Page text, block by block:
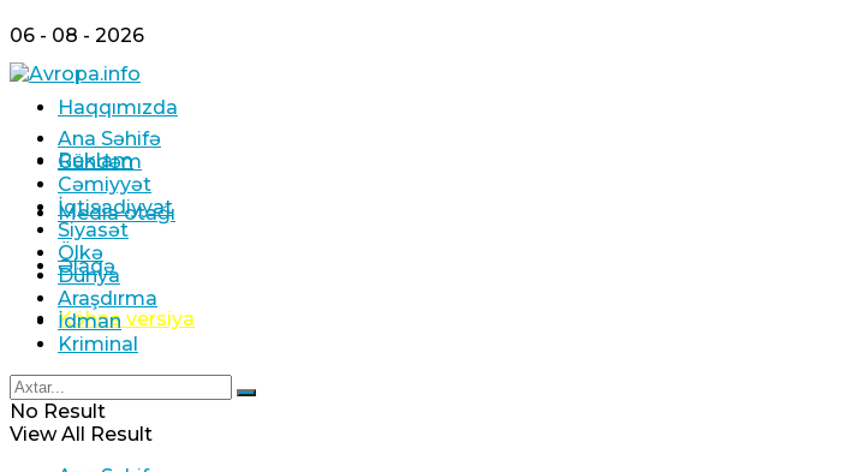
06 - 08 - 2026
Haqqımızda
Reklam
Media otağı
Əlaqə
Köhnə versiya
Ana Səhifə
Gündəm
Cəmiyyət
İqtisadiyyat
Siyasət
Ölkə
Dünya
Araşdırma
İdman
Kriminal
No Result
View All Result